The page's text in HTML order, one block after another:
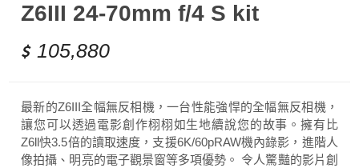
Z6III 24-70mm f/4 S kit
105,880
最新的Z6III全幅無反相機，一台性能強悍的全幅無反相機，
讓您可以透過電影創作栩栩如生地續說您的故事。擁有比
Z6ll快3.5倍的讀取速度，支援6K/60pRAW機內錄影，進階人
像拍攝、明亮的電子觀景窗等多項優勢。 令人驚豔的影片創